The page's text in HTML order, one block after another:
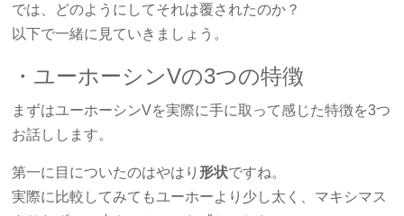
では、どのようにしてそれは覆されたのか？
以下で一緒に見ていきましょう。
・ユーホーシンVの3つの特徴
まずはユーホーシンVを実際に手に取って感じた特徴を3つ
お話しします。
第一に目についたのはやはり形状ですね。
実際に比較してみてもユーホーより少し太く、マキシマス